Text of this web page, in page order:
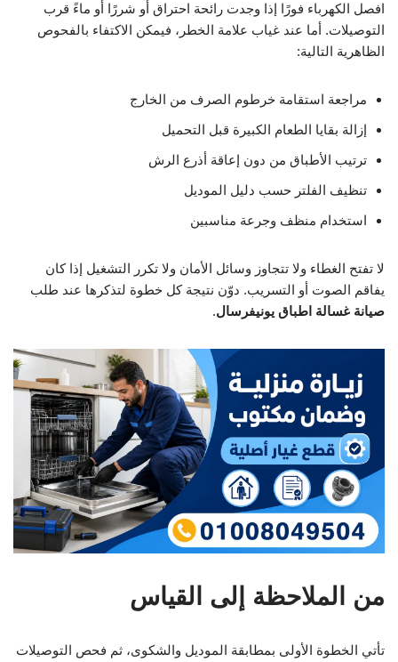
افصل الكهرباء فورًا إذا وجدت رائحة احتراق أو شررًا أو ماءً قرب
التوصيلات. أما عند غياب علامة الخطر، فيمكن الاكتفاء بالفحوص
الظاهرية التالية:
مراجعة استقامة خرطوم الصرف من الخارج
إزالة بقايا الطعام الكبيرة قبل التحميل
ترتيب الأطباق من دون إعاقة أذرع الرش
تنظيف الفلتر حسب دليل الموديل
استخدام منظف وجرعة مناسبين
لا تفتح الغطاء ولا تتجاوز وسائل الأمان ولا تكرر التشغيل إذا كان
يفاقم الصوت أو التسريب. دوّن نتيجة كل خطوة لتذكرها عند طلب
صيانة غسالة اطباق يونيفرسال.
من الملاحظة إلى القياس
تأتي الخطوة الأولى بمطابقة الموديل والشكوى، ثم فحص التوصيلات